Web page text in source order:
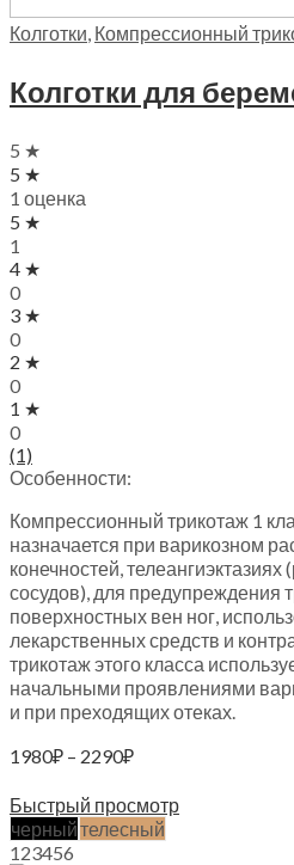
Колготки Компрессионный
5 ★
5 ★
1 оценка
5 ★
1
4 ★
0
3 ★
0
2 ★
0
1 ★
0
(1)
Особенности:
Компрессионный трикотаж 1
назначается при варикозном
конечностей,
сосудов), для предупреждения
поверхностных вен ног,
лекарственных средств и
трикотаж этого класса
начальными проявлениями
и при преходящих отеках.
1980₽ – 2290₽Диапазон
1980₽
–
Быстрый просмотр
черныйтелесный
123456